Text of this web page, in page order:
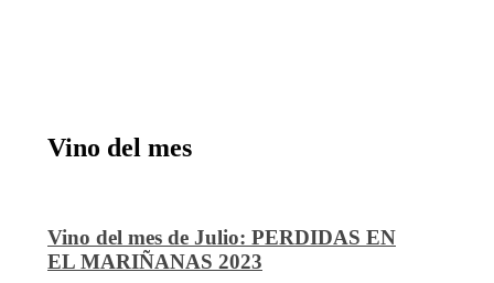
Vino del mes
Vino del mes de Julio: PERDIDAS EN
EL MARIÑANAS 2023